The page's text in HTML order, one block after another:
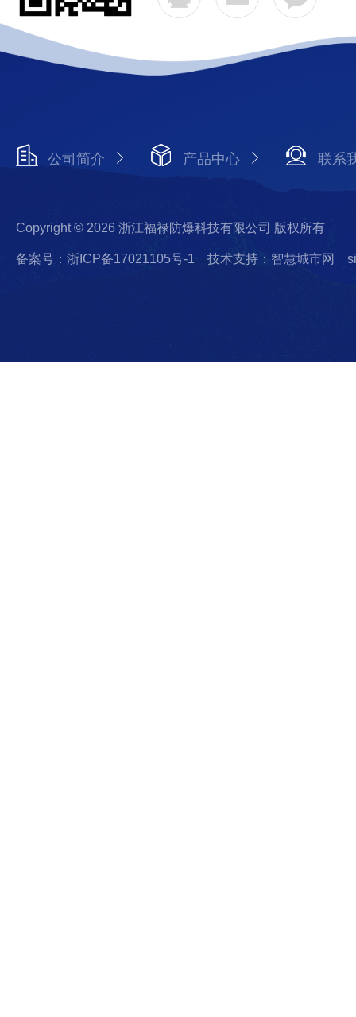
公司简介 产品中心 联系
Copyright © 2026 浙江福禄防爆科技有限公司 版权所有
备案号：浙ICP备17021105号-1 技术支持：智慧城市网